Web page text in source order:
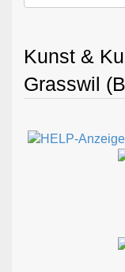
Kunst &
Grasswil